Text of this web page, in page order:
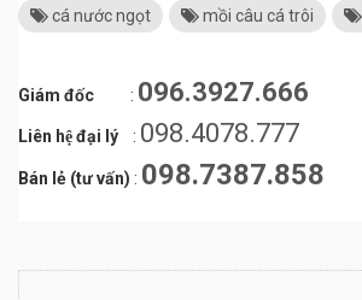
cá nước ngọt mồi câu cá trôi
Giám đốc : 096.3927.666
Liên hệ đại lý : 098.4078.777
Bán lẻ (tư vấn) : 098.7387.858